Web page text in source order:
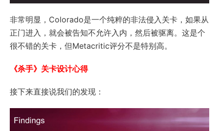
非常明显，Colorado是一个纯粹的非法侵入关卡，如果从
正门进入，就会被告知不允许入内，然后被驱离。这是个
很不错的关卡，但Metacritic评分不是特别高。
《杀手》关卡设计心得
接下来直接说我们的发现：